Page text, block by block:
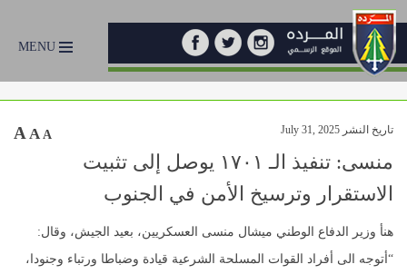
MENU
تاريخ النشر July 31, 2025 A A A
منسى: تنفيذ الـ ١٧٠١ يوصل إلى تثبيت
الاستقرار وترسيخ الأمن في الجنوب
هنأ وزير الدفاع الوطني ميشال منسى العسكريين، بعيد الجيش، وقال:
“أتوجه الى أفراد القوات المسلحة الشرعية قيادة وضباطا ورتباء وجنودا،